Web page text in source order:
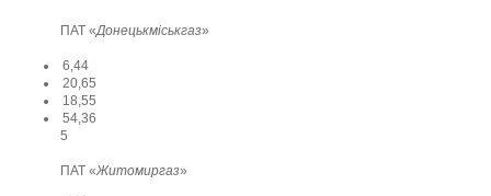
ПАТ «Донецькміськгаз»
6,44
20,65
18,55
54,36
5
ПАТ «Житомиргаз»